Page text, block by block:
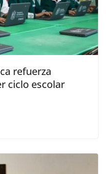
refuerza
ciclo escolar